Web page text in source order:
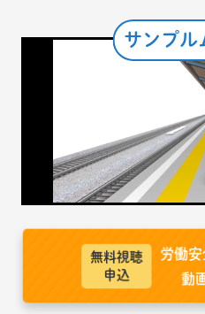
サンプル
無料視聴
申込
労働
動